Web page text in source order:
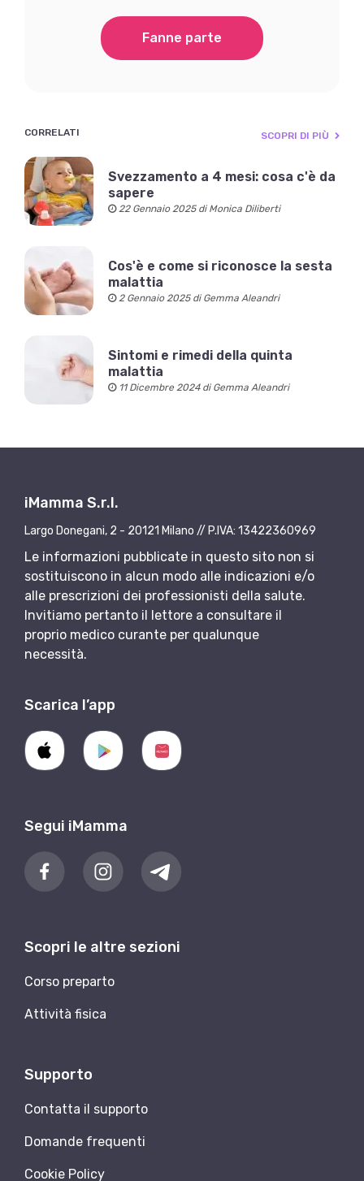
Fanne parte
CORRELATI SCOPRI DI PIÙ
Svezzamento a 4 mesi: cosa c'è da
sapere
22 Gennaio 2025 di Monica Diliberti
Cos'è e come si riconosce la sesta
malattia
2 Gennaio 2025 di Gemma Aleandri
Sintomi e rimedi della quinta
malattia
11 Dicembre 2024 di Gemma Aleandri
iMamma S.r.l.
Largo Donegani, 2 - 20121 Milano // P.IVA: 13422360969
Le informazioni pubblicate in questo sito non si
sostituiscono in alcun modo alle indicazioni e/o
alle prescrizioni dei professionisti della salute.
Invitiamo pertanto il lettore a consultare il
proprio medico curante per qualunque
necessità.
Scarica l’app
Segui iMamma
Scopri le altre sezioni
Corso preparto
Attività fisica
Supporto
Contatta il supporto
Domande frequenti
Cookie Policy